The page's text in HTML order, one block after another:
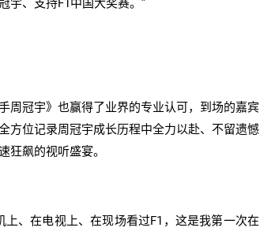
宇、支持F1中国大奖赛。”
周冠宇》也赢得了业界的专业认可，到场的嘉宾
方位记录周冠宇成长历程中全力以赴、不留遗憾
狂飙的视听盛宴。
、在电视上、在现场看过F1，这是我第一次在